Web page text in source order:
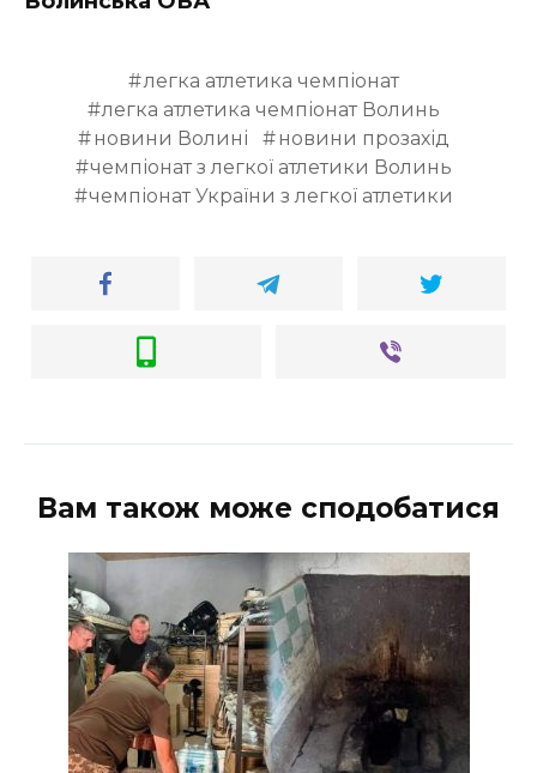
легка атлетика чемпіонат
легка атлетика чемпіонат Волинь
новини Волині
новини прозахід
чемпіонат з легкої атлетики Волинь
чемпіонат України з легкої атлетики
Вам також може сподобатися